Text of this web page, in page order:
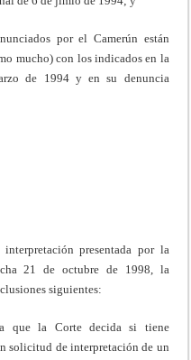
por el Camerún están
mucho) con los indicados en la
de 1994 y en su denuncia
presentada por la
21 de octubre de 1998, la
siguientes:
que la Corte decida si tiene
solicitud de interpretación de un